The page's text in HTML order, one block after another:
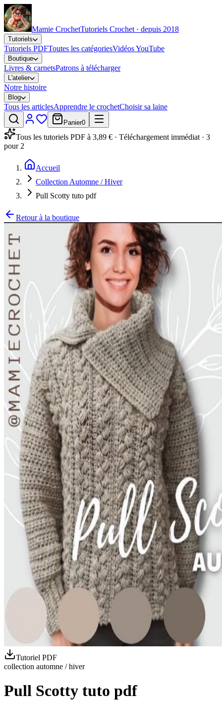
Mamie CrochetTutoriels Crochet · depuis 2018
Tutoriels
Tutoriels PDFToutes les catégoriesVidéos YouTube
Boutique
Livres & carnetsPatrons à télécharger
L'atelier
Notre histoire
Blog
Tous les articlesApprendre le crochetChoisir sa laine
Panier0
Tous les tutoriels PDF à 3,89 € · Téléchargement immédiat · 3
pour 2
Accueil
Collection Automne / Hiver
Pull Scotty tuto pdf
Retour à la boutique
Tutoriel PDF
collection automne / hiver
Pull Scotty tuto pdf